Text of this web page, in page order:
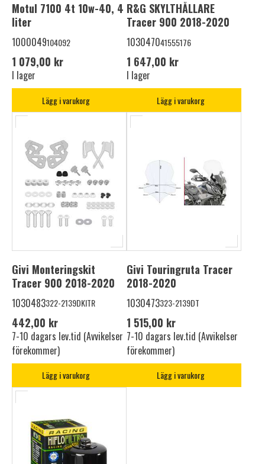
Motul 7100 4t 10w-40, 4
liter
1000049104092
1 079,00 kr
I lager
Lägg i varukorg
R&G SKYLTHÅLLARE
Tracer 900 2018-2020
103047041555176
1 647,00 kr
I lager
Lägg i varukorg
Givi Monteringskit
Tracer 900 2018-2020
1030483322-2139DKITR
442,00 kr
7-10 dagars lev.tid (Avvikelser
förekommer)
Lägg i varukorg
Givi Touringruta Tracer
2018-2020
1030473323-2139DT
1 515,00 kr
7-10 dagars lev.tid (Avvikelser
förekommer)
Lägg i varukorg